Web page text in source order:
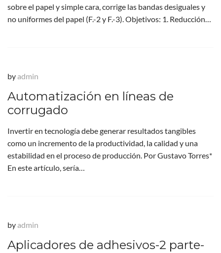
sobre el papel y simple cara, corrige las bandas desiguales y
no uniformes del papel (F.-2 y F.-3). Objetivos: 1. Reducción…
by admin
Automatización en líneas de
corrugado
Invertir en tecnología debe generar resultados tangibles
como un incremento de la productividad, la calidad y una
estabilidad en el proceso de producción. Por Gustavo Torres*
En este artículo, sería…
by admin
Aplicadores de adhesivos-2 parte-